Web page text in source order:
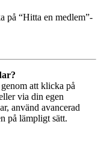
på “Hitta en medlem”-
att klicka på
via din egen
använd avancerad
på lämpligt sätt.